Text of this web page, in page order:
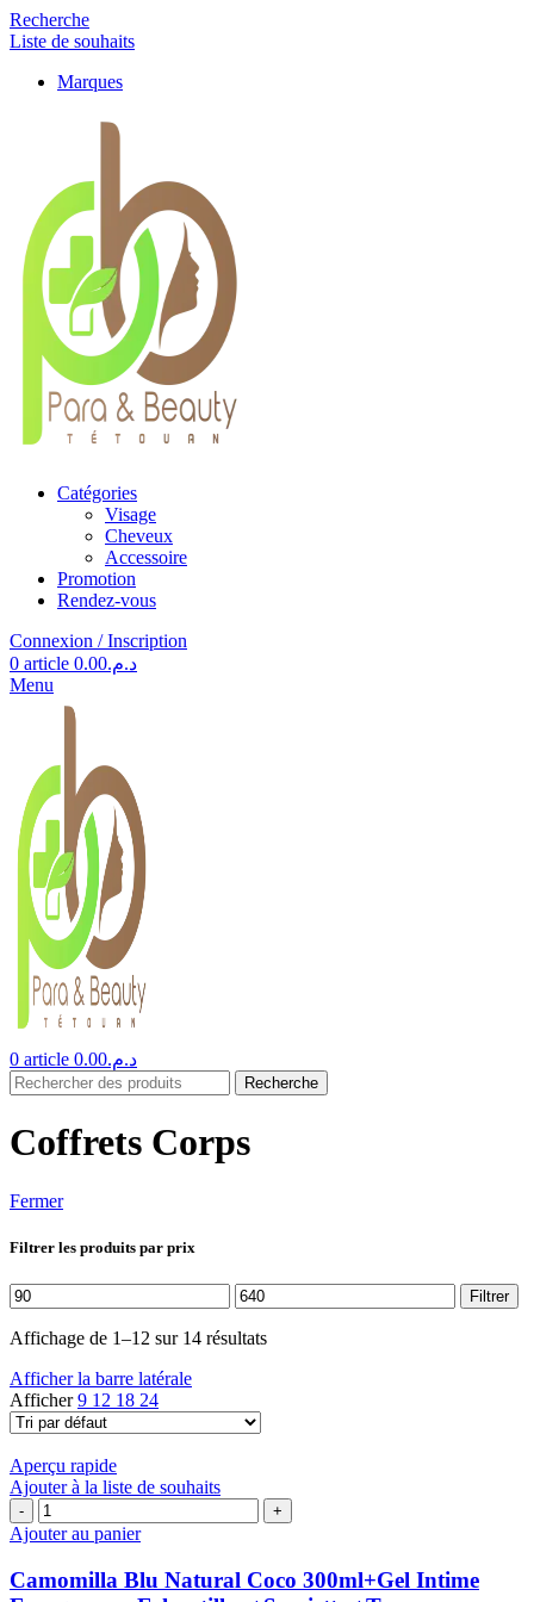
Recherche
Liste de souhaits
Marques
Catégories
Visage
Cheveux
Accessoire
Promotion
Rendez-vous
Connexion / Inscription
0 article د.م.0.00
Menu
0 article د.م.0.00
Recherche
Coffrets Corps
Fermer
Filtrer les produits par prix
Prix
min
Prix
max
Filtrer
Affichage de 1–12 sur 14 résultats
Afficher la barre latérale
Afficher9 12 18 24
Aperçu rapide
Ajouter à la liste de souhaits
quantité
de
Camomilla
Natural
Ajouter au panier
Camomilla Blu Natural Coco 300ml+Gel Intime